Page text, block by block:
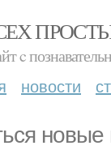
c
новости